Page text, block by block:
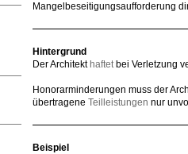
Mangelbeseitigungsaufforderung
Hintergrund
Der Architekt haftetbei Verletzung
Honorarminderungen muss der
übertragene Teilleistungen nur
Beispiel